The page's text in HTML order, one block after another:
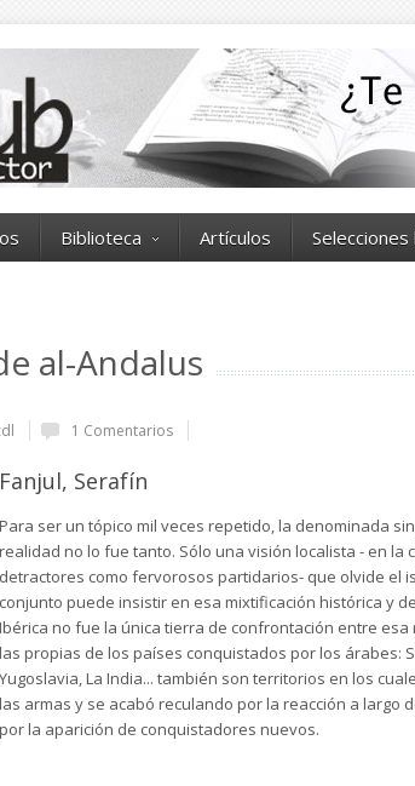
Biblioteca Artículos
al-Andalus
1 Comentarios
Fanjul, Serafín
Para ser un tópico mil veces repetido, la denominada
realidad no lo fue tanto. Sólo una visión localista - en la
detractores como fervorosos partidarios- que olvide el
conjunto puede insistir en esa mixtificación histórica y
Ibérica no fue la única tierra de confrontación entre
las propias de los países conquistados por los árabes:
Yugoslavia, La India... también son territorios en los
las armas y se acabó reculando por la reacción a largo
por la aparición de conquistadores nuevos.